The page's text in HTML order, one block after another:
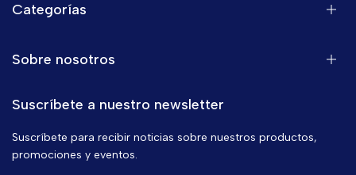
Categorías
Sobre nosotros
Suscríbete a nuestro newsletter
Suscríbete para recibir noticias sobre nuestros productos,
promociones y eventos.